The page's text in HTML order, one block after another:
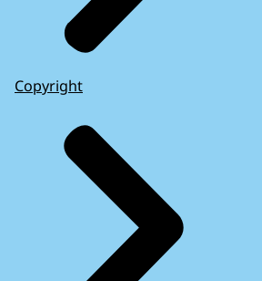
Copyright